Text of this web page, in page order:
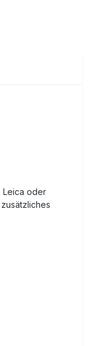
Leica oder